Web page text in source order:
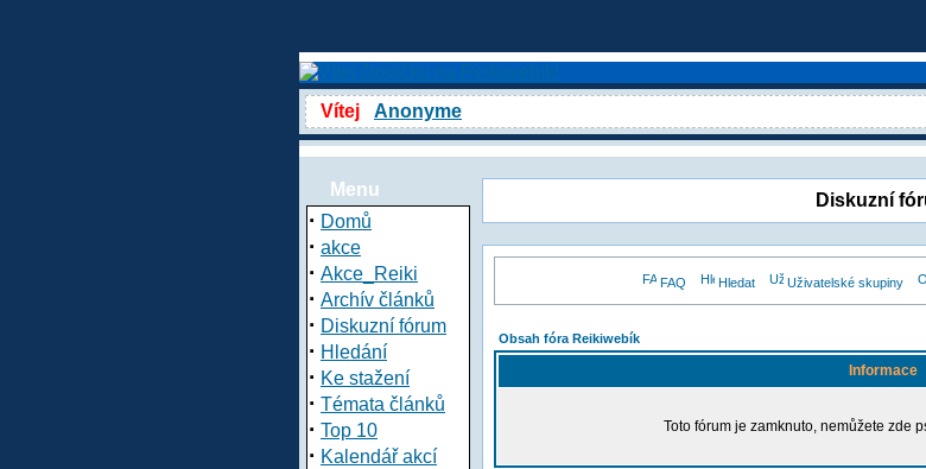
Vítej Anonyme
Menu
· Domů
· akce
· Akce_Reiki
· Archív článků
· Diskuzní fórum
· Hledání
· Ke stažení
· Témata článků
· Top 10
· Kalendář akcí
Diskuzní
FAQ Hledat Uživatelské skupiny
Obsah fóra Reikiwebík
Informace
Toto fórum je zamknuto, nemůžete zde